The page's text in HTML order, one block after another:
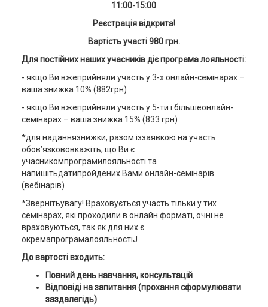
11:00-15:00
Реєстрація відкрита!
Вартість участі 980 грн.
Для постійних наших учасників діє програма лояльності:
- якщо Ви вжеприйняли участь у 3-х онлайн-семінарах –
ваша знижка 10% (882грн)
- якщо Ви вжеприйняли участь у 5-ти і більшеонлайн-
семінарах – ваша знижка 15% (833 грн)
*для наданнязнижки, разом іззаявкою на участь
обов’язкововкажіть, що Ви є
учасникомпрограмилояльності та
напишітьдатипройдених Вами онлайн-семінарів
(вебінарів)
*Звернітьувагу! Враховується участь тільки у тих
семінарах, які проходили в онлайн форматі, очні не
враховуються, так як для них є
окремапрограмалояльностіJ
До вартості входить:
Повний день навчання, консультацій
Відповіді на запитання (прохання сформулювати
заздалегідь)